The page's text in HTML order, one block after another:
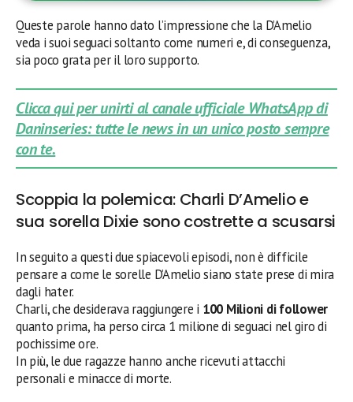
Queste parole hanno dato l’impressione che la D’Amelio
veda i suoi seguaci soltanto come numeri e, di conseguenza,
sia poco grata per il loro supporto.
Clicca qui per unirti al canale ufficiale WhatsApp di
Daninseries: tutte le news in un unico posto sempre
con te.
Scoppia la polemica: Charli D’Amelio e
sua sorella Dixie sono costrette a scusarsi
In seguito a questi due spiacevoli episodi, non è difficile
pensare a come le sorelle D’Amelio siano state prese di mira
dagli hater.
Charli, che desiderava raggiungere i 100 Milioni di follower
quanto prima, ha perso circa 1 milione di seguaci nel giro di
pochissime ore.
In più, le due ragazze hanno anche ricevuti attacchi
personali e minacce di morte.